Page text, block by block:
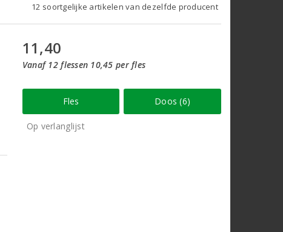
12 soortgelijke artikelen van dezelfde producent
11,40
Vanaf 12 flessen 10,45 per fles
Fles Doos (6)
Op verlanglijst